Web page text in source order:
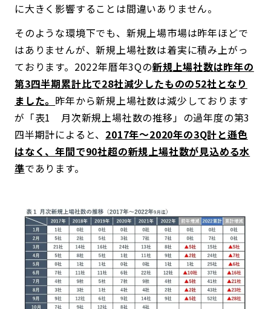
に大きく影響することは間違いありません。
そのような環境下でも、新規上場市場は昨年ほどで
はありませんが、新規上場社数は着実に積み上がっ
ております。2022年暦年3Qの新規上場社数は昨年の
第3四半期累計比で28社減少したものの52社となり
ました。 昨年から新規上場社数は減少しております
が「表1 月次新規上場社数の推移」の過年度の第3
四半期計によると、 2017年～2020年の3Q計と遜色
はなく、年間で90社超の新規上場社数が見込める水
準であります。